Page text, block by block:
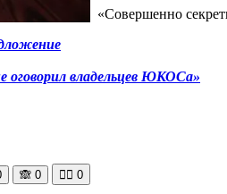
«Совершенно
оговорил владельцев ЮКОСа»
🙈 0 🧘‍♀️ 0